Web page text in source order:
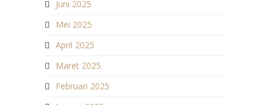
Juni 2025
Mei 2025
April 2025
Maret 2025
Februari 2025